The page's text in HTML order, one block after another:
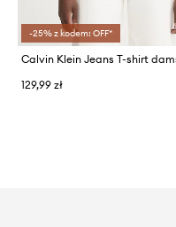
-25% z kodem: OFF*
129,99 zł